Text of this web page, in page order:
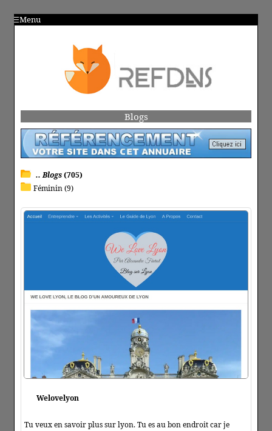
Menu
Blogs
.. Blogs(705)
Féminin (9)
Welovelyon
Tu veux en savoir plus sur lyon. Tu es au bon endroit car je